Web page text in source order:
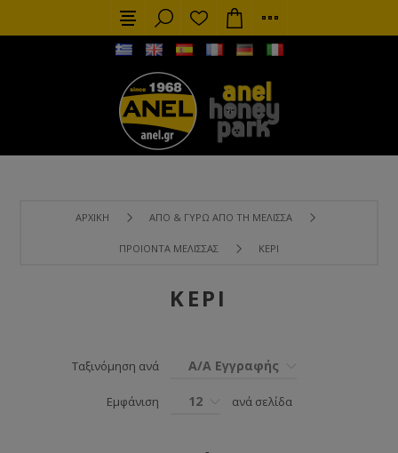
ΑΡΧΙΚΉ ΑΠΌ & ΓΎΡΩ ΑΠΌ ΤΗ ΜΈΛΙΣΣΑ
ΠΡΟΙΌΝΤΑ ΜΈΛΙΣΣΑΣ ΚΕΡΊ
ΚΕΡΊ
Ταξινόμηση ανά Α/Α Εγγραφής
Εμφάνιση 12 ανά σελίδα